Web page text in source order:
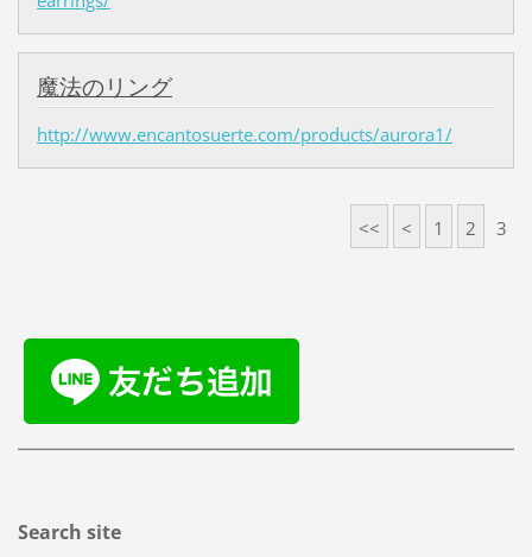
魔法のリング
http://www.encantosuerte.com/products/aurora1/
<< < 1 2 3
Search site